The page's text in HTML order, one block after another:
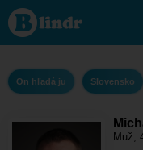
Michal12421
- On hľadá
ju
Bratislavský
Bratislava
On hľadá ju Slovensko
Muž,